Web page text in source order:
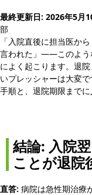
最終更新日: 2026年5月
部
「入院直後に担当医か
言われた」——このよう
によく起こります。退
いプレッシャーは大変
手順と、退院期限まで
結論: 入院
ことが退院
直答: 病院は急性期治療